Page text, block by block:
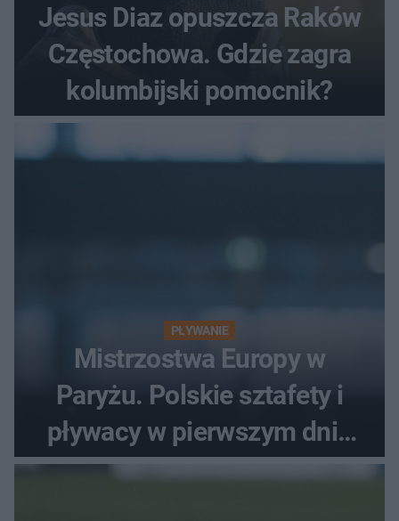
Jesus Diaz opuszcza Raków
Częstochowa. Gdzie zagra
kolumbijski pomocnik?
PŁYWANIE
Mistrzostwa Europy w
Paryżu. Polskie sztafety i
pływacy w pierwszym dniu
finałów